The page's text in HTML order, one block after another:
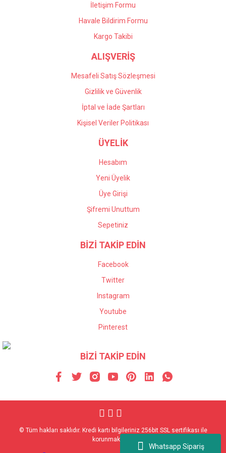
Whatsapp Sipariş
Gönder
İletişim Formu
Havale Bildirim Formu
Kargo Takibi
ALIŞVERİŞ
Mesafeli Satış Sözleşmesi
Gizlilik ve Güvenlik
İptal ve İade Şartları
Kişisel Veriler Politikası
ÜYELİK
Hesabım
Yeni Üyelik
Üye Girişi
Şifremi Unuttum
Sepetiniz
BİZİ TAKİP EDİN
Facebook
Twitter
Instagram
Youtube
Pinterest
BİZİ TAKİP EDİN
© Tüm hakları saklıdır. Kredi kartı bilgileriniz 256bit SSL sertifikası ile
korunmaktadır.